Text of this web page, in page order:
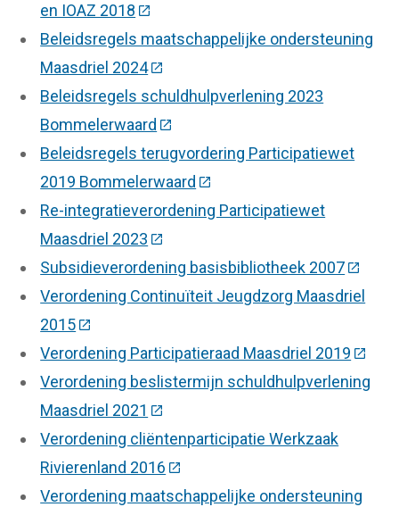
en IOAZ 2018 (Deze link gaat naar een externe
Beleidsregels maatschappelijke ondersteuning
Maasdriel 2024(Deze link gaat naar een externe
Beleidsregels schuldhulpverlening 2023
Bommelerwaard (Deze link gaat naar een externe
Beleidsregels terugvordering Participatiewet
2019 Bommelerwaard (Deze link gaat naar een
Re-integratieverordening Participatiewet
Maasdriel 2023 (Deze link gaat naar een externe
Subsidieverordening basisbibliotheek 2007(Deze
Verordening Continuïteit Jeugdzorg Maasdriel
2015(Deze link gaat naar een externe website)
Verordening Participatieraad Maasdriel 2019
Verordening beslistermijn schuldhulpverlening
Maasdriel 2021 (Deze link gaat naar een externe
Verordening cliëntenparticipatie Werkzaak
Rivierenland 2016 (Deze link gaat naar een
Verordening maatschappelijke ondersteuning